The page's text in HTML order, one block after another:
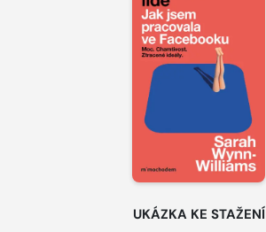
UKÁZKA KE STAŽENÍ